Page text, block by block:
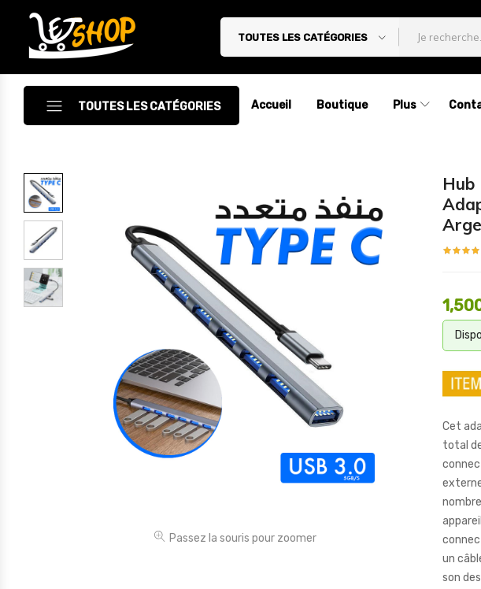
Letshop.dz
TOUTES LES CATÉGORIES
TOUTES LES CATÉGORIES
Accessoires
Accessoires Auto/Moto
Accessoires PC
Camping & Randonnée
Cuisine
Accueil Boutique Plus
Passez la souris pour zoomer
Hub
Cet
total
un
son